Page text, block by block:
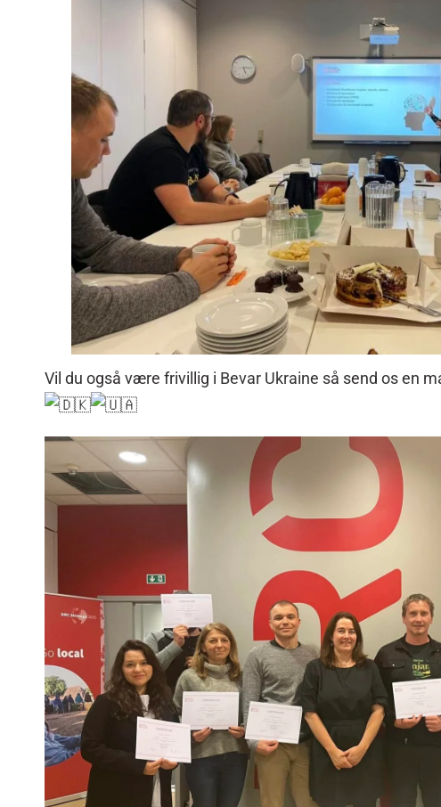
Vil du også være frivillig i Bevar Ukraine så send os en